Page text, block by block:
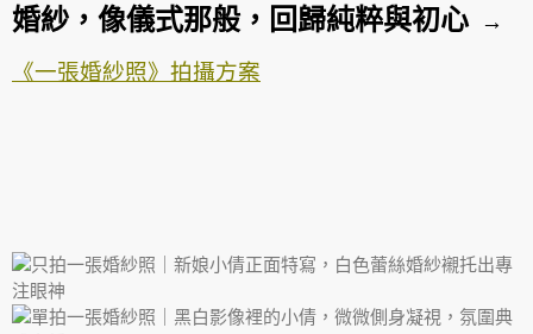
婚紗，像儀式那般，回歸純粹與初心 →
《一張婚紗照》拍攝方案